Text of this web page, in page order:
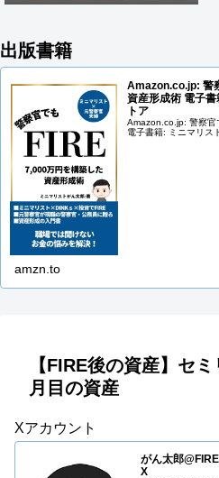
出版書籍
Amazon.co.jp: 警
資産形成術 電子
トア
Amazon.co.jp: 警察官
電子書籍: ミニマリス
amzn.to
【FIRE後の資産】セ
月目の資産
Xアカウント
がん太郎
X